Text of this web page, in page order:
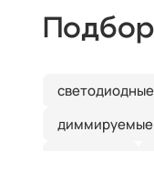
светодиодные
диммируемые